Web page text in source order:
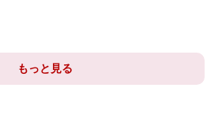
もっと見る